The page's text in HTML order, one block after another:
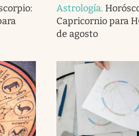
Astrología.
Capricornio para
de agosto